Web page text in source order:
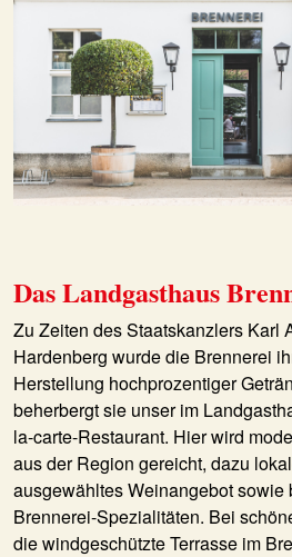
Das Landgasthaus
Zu Zeiten des Staatskanzlers Karl
Hardenberg wurde die Brennerei
Herstellung hochprozentiger
beherbergt sie unser im
la-carte-Restaurant. Hier wird
aus der Region gereicht, dazu
ausgewähltes Weinangebot sowie
Brennerei-Spezialitäten. Bei
die windgeschützte Terrasse im